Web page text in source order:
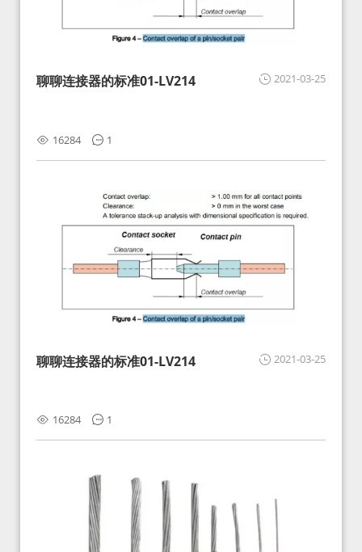
2021-03-25
聊聊连接器的标准01-LV214
16284 1
2021-03-25
聊聊连接器的标准01-LV214
16284 1